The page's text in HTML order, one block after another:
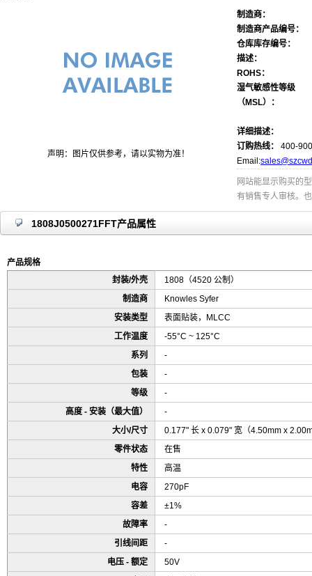
声明：图片仅供参考，请以实物为准！
制造商：
制造商产品编号：
仓库库存编号：
描述：
ROHS：
湿气敏感性等级
（MSL）：
详细描述：
订购热线：
400-
Email:
网站能显示购买的
有销售专人审核。
1808J0500271FFT产品属性
产品规格
封装/外壳
1808（4520 公制）
制造商
Knowles Syfer
安装类型
表面贴装，MLCC
工作温度
-55°C ~ 125°C
系列
-
包装
-
等级
-
高度 - 安装（最大值）
-
大小/尺寸
0.177" 长 x 0.079" 宽（4.50mm x
零件状态
在售
特性
高温
电容
270pF
容差
±1%
故障率
-
引线间距
-
电压 - 额定
50V